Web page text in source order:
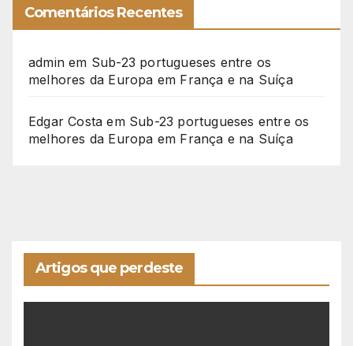
Comentários Recentes
admin em Sub-23 portugueses entre os
melhores da Europa em França e na Suíça
Edgar Costa em Sub-23 portugueses entre os
melhores da Europa em França e na Suíça
Artigos que perdeste